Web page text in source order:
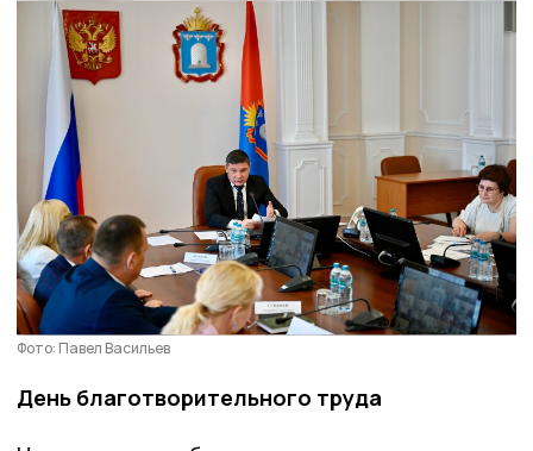
Фото: Павел Васильев
День благотворительного труда